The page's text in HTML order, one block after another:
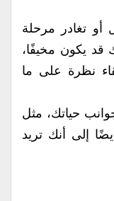
تغادر مرحلة
يكون مخيفًا،
نظرة على ما
حياتك، مثل
إلى أنك تريد